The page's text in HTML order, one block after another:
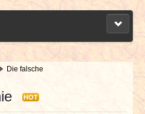
Die falsche
HOT